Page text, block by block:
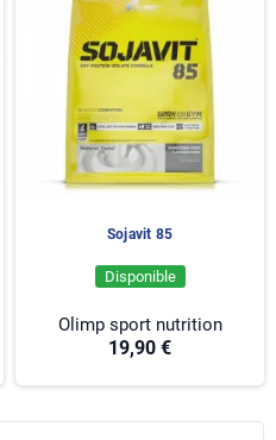
Sojavit 85
Disponible
Olimp sport nutrition
19,90 €